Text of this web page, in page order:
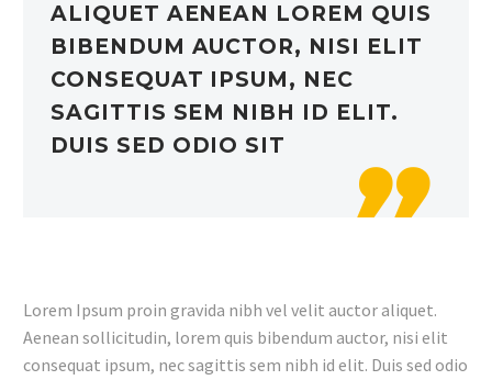
ALIQUET AENEAN LOREM QUIS
BIBENDUM AUCTOR, NISI ELIT
CONSEQUAT IPSUM, NEC
SAGITTIS SEM NIBH ID ELIT.
DUIS SED ODIO SIT

Lorem Ipsum proin gravida nibh vel velit auctor aliquet.
Aenean sollicitudin, lorem quis bibendum auctor, nisi elit
consequat ipsum, nec sagittis sem nibh id elit. Duis sed odio